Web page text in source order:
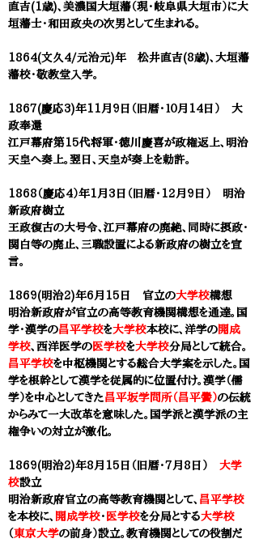
直吉(1歳)、美濃国大垣藩（現・岐阜県大垣市）に大
垣藩士・和田政央の次男として生まれる。
1864(文久4/元治元)年 松井直吉(8歳)、 大垣藩
藩校・敬教堂入学。
1867(慶応3)年11月9日（旧暦・１０月14日） 大
政奉還
江戸幕府第15代将軍・徳川慶喜が政権返上、明治
天皇へ奏上。翌日、天皇が奏上を勅許。
1868（慶応4）年1月3日（旧暦・12月9日） 明治
新政府樹立
王政復古の大号令、江戸幕府の廃絶、同時に摂政・
関白等の廃止、三職設置による新政府の樹立を宣
言。
1869(明治2)年6月15日 官立の大学校構想
明治新政府が官立の高等教育機関構想を通達。国
学・漢学の昌平学校を大学校本校に、洋学の開成
学校、西洋医学の 医学校を大学校分局として統合。
昌平学校を中枢機関とする総合大学案を示した。国
学を根幹として漢学を従属的に位置付け。 漢学（儒
学）を中心としてきた 昌平坂学問所（昌平黌）の伝統
からみて一大改革を意味した。国学派と漢学派の主
権争いの対立が激化。
1869(明治2)年8月15日（旧暦・7月8日） 大学
校設立
明治新政府官立の高等教育機関 として、 昌平学校
を本校に、 開成学校・ 医学校を分局とする大学校
（東京大学の前身）設立。教育機関としての役割だ